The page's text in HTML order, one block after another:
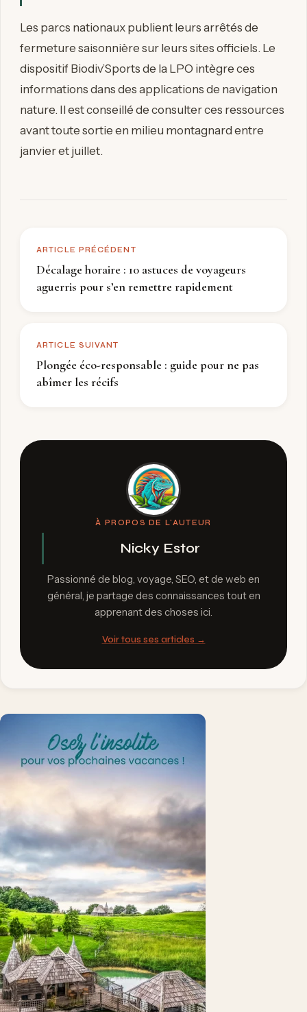
Les parcs nationaux publient leurs arrêtés de
fermeture saisonnière sur leurs sites officiels. Le
dispositif Biodiv’Sports de la LPO intègre ces
informations dans des applications de navigation
nature. Il est conseillé de consulter ces ressources
avant toute sortie en milieu montagnard entre
janvier et juillet.
ARTICLE PRÉCÉDENT
Décalage horaire : 10 astuces de voyageurs
aguerris pour s’en remettre rapidement
ARTICLE SUIVANT
Plongée éco-responsable : guide pour ne pas
abîmer les récifs
À PROPOS DE L'AUTEUR
Nicky Estor
Passionné de blog, voyage, SEO, et de web en
général, je partage des connaissances tout en
apprenant des choses ici.
Voir tous ses articles →